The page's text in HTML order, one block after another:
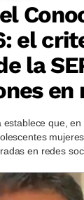
el
la
en
que,
en redes